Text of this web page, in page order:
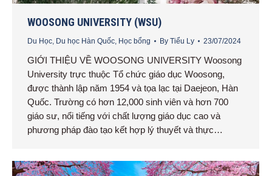
WOOSONG UNIVERSITY (WSU)
Du Học, Du học Hàn Quốc, Học bổng By Tiểu Ly 23/07/2024
GIỚI THIỆU VỀ WOOSONG UNIVERSITY Woosong
University trực thuộc Tổ chức giáo dục Woosong,
được thành lập năm 1954 và tọa lạc tại Daejeon, Hàn
Quốc. Trường có hơn 12,000 sinh viên và hơn 700
giáo sư, nổi tiếng với chất lượng giáo dục cao và
phương pháp đào tạo kết hợp lý thuyết và thực…